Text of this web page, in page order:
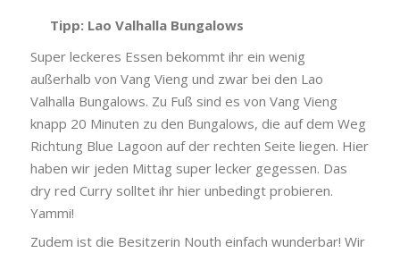
Tipp: Lao Valhalla Bungalows
Super leckeres Essen bekommt ihr ein wenig
außerhalb von Vang Vieng und zwar bei den Lao
Valhalla Bungalows. Zu Fuß sind es von Vang Vieng
knapp 20 Minuten zu den Bungalows, die auf dem Weg
Richtung Blue Lagoon auf der rechten Seite liegen. Hier
haben wir jeden Mittag super lecker gegessen. Das
dry red Curry solltet ihr hier unbedingt probieren.
Yammi!
Zudem ist die Besitzerin Nouth einfach wunderbar! Wir